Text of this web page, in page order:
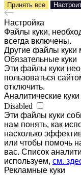
Принять все
Настройка
Файлы куки,
всегда включены.
Другие файлы куки
Обязательные куки
Эти файлы куки
пользоваться
отключить.
Аналитические куки
Disabled
Эти файлы куки
нам понять, как
насколько
или чтобы помочь
вас. Список
используем, см.
Рекламные куки